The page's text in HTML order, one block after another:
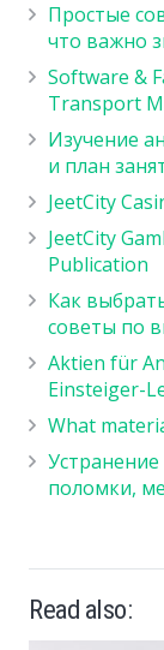
Простые
что важно
Software &
Transport
Изучение
и план
JeetCity
JeetCity
Publication
Как
советы по
Aktien für
Einsteiger-
What
поломки,
Read also: